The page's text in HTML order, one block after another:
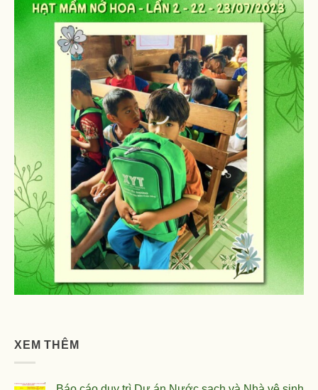
XEM THÊM